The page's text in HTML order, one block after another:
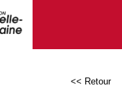
<< Retour